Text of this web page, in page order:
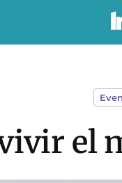
el